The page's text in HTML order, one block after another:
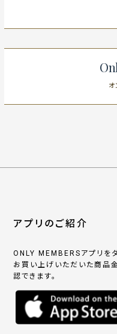
オ
アプリのご紹介
ONLY MEMBERSアプリをダ
お買い上げいただいた商品
認できます。